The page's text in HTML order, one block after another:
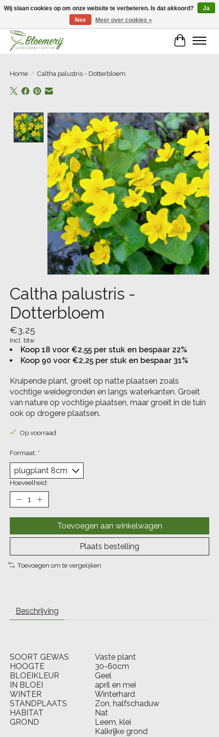
Home / Caltha palustris - Dotterbloem
Product image slideshow Items
Caltha palustris -
Dotterbloem
€3,25
Incl. btw
Koop 18 voor €2,55 per stuk en bespaar 22%
Koop 90 voor €2,25 per stuk en bespaar 31%
Kruipende plant, groeit op natte plaatsen zoals
vochtige weidegronden en langs waterkanten. Groeit
van nature op vochtige plaatsen, maar groeit in de tuin
ook op drogere plaatsen.
Op voorraad
Formaat: *
Hoeveelheid:
Toevoegen aan winkelwagen
Plaats bestelling
Toevoegen om te vergelijken
Beschrijving
SOORT GEWAS
Vaste plant
HOOGTE
30-60cm
BLOEIKLEUR
Geel
IN BLOEI
april en mei
WINTER
Winterhard
STANDPLAATS
Zon, halfschaduw
HABITAT
Nat
GROND
Leem, klei
Kalkrijke grond
Wij slaan cookies op om onze website te verbeteren. Is dat akkoord?
Ja
Nee
Meer over cookies »